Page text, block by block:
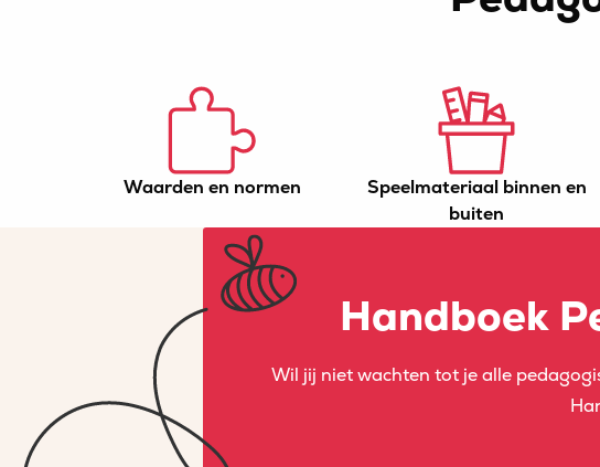
Waarden en normen
Speelmateriaal binnen en
buiten
Handboek
Wil jij niet wachten tot je alle